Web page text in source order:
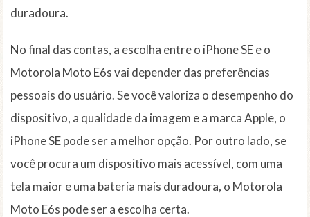
duradoura.
No final das contas, a escolha entre o iPhone SE e o
Motorola Moto E6s vai depender das preferências
pessoais do usuário. Se você valoriza o desempenho do
dispositivo, a qualidade da imagem e a marca Apple, o
iPhone SE pode ser a melhor opção. Por outro lado, se
você procura um dispositivo mais acessível, com uma
tela maior e uma bateria mais duradoura, o Motorola
Moto E6s pode ser a escolha certa.